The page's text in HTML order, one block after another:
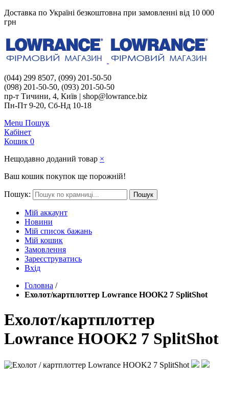
Доставка по Україні безкоштовна при замовленні від 10 000
грн
(044) 299 8507, (099) 201-50-50
(098) 201-50-50, (093) 201-50-50
пр-т Тичини, 4, Київ | shop@lowrance.biz
Пн-Пт 9-20, Сб-Нд 10-18
Menu Пошук
Кабінет
Кошик 0
Нещодавно доданий товар ×
Ваш кошик покупок ще порожній!
Пошук: Пошук
Мій аккаунт
Новини
Мій список бажань
Мій кошик
Замовлення
Зареєструватись
Вхід
Головна /
Ехолот/картплоттер Lowrance HOOK2 7 SplitShot
Ехолот/картплоттер
Lowrance HOOK2 7 SplitShot